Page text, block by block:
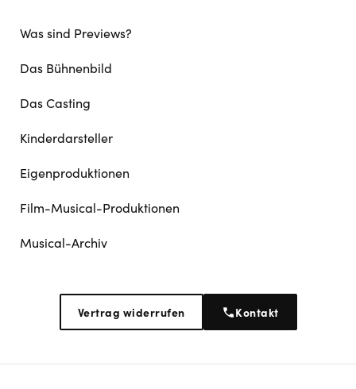
Was sind Previews?
Das Bühnenbild
Das Casting
Kinderdarsteller
Eigenproduktionen
Film-Musical-Produktionen
Musical-Archiv
Vertrag widerrufen Kontakt